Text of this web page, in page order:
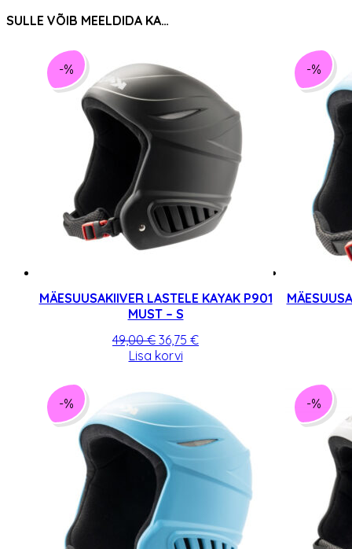
SULLE VÕIB MEELDIDA KA…
-%
MÄESUUSAKIIVER LASTELE KAYAK P901
MUST – S
49,00€ Algne
hind
36,75 €Praegune
Lisa korvi
-%
-% -%